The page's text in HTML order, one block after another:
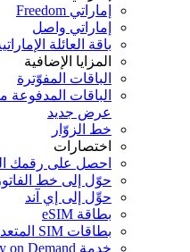
إماراتي Freedom
إماراتي واصل
باقة العائلة الإماراتية
المزايا الإضافية
الباقات المفوّترة
الباقات المدفوعة مقدمًا
عرض جديد
خط الزوّار
اختصارات
احصل على رقمك المميّز
حوّل إلى خط الفاتورة
حوِّل إلى إي آند
بطاقات SIM المتعددة